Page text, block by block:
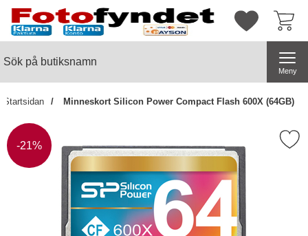
Startsidan för butiksnamn
Mina
Meny
Startsidan Minneskort Silicon Power Compact Flash 600X (64GB)
Markera minneskort Silicon Power
Priset är nedsatt med
-21%